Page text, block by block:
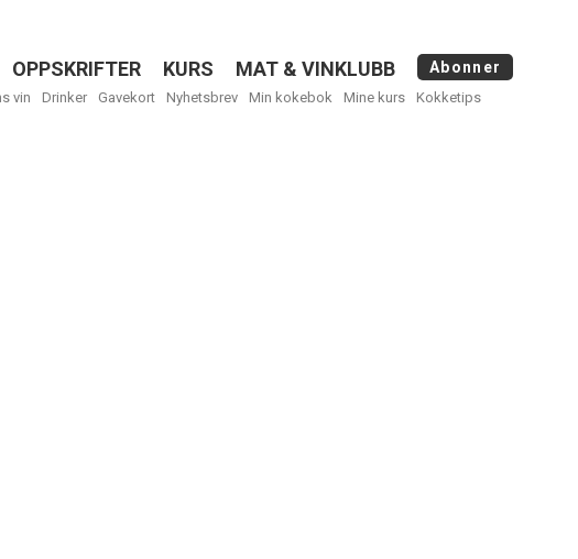
OPPSKRIFTER KURS MAT & VINKLUBB Abonner
vin Drinker Gavekort Nyhetsbrev Min kokebok Mine kurs Kokketips